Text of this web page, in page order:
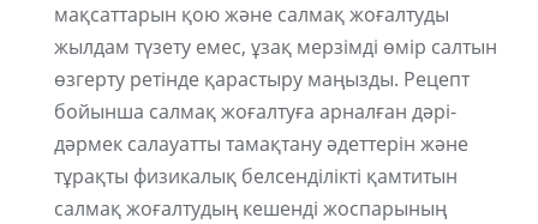
мақсаттарын қою және салмақ жоғалтуды
жылдам түзету емес, ұзақ мерзімді өмір салтын
өзгерту ретінде қарастыру маңызды. Рецепт
бойынша салмақ жоғалтуға арналған дәрі-
дәрмек салауатты тамақтану әдеттерін және
тұрақты физикалық белсенділікті қамтитын
салмақ жоғалтудың кешенді жоспарының